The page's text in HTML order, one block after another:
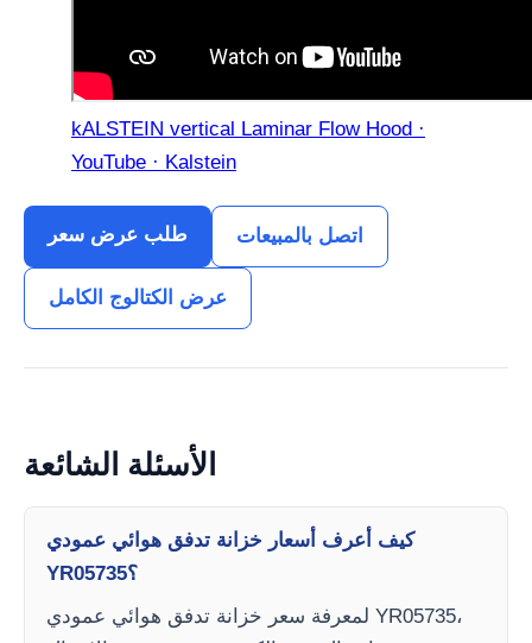
kALSTEIN vertical Laminar Flow Hood ·
YouTube · Kalstein
طلب عرض سعر اتصل بالمبيعات
عرض الكتالوج الكامل
الأسئلة الشائعة
كيف أعرف أسعار خزانة تدفق هوائي عمودي
YR05735؟
لمعرفة سعر خزانة تدفق هوائي عمودي YR05735،